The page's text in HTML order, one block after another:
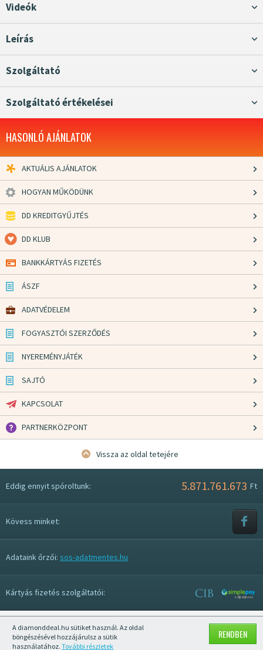
A diamonddeal.hu sütiket használ. Az oldal
böngészésével hozzájárulsz a sütik
használatához.További részletek
RENDBEN
Videók
Leírás
Szolgáltató
Szolgáltató értékelései
HASONLÓ AJÁNLATOK
AKTUÁLIS AJÁNLATOK
HOGYAN MŰKÖDÜNK
DD KREDITGYŰJTÉS
DD KLUB
BANKKÁRTYÁS FIZETÉS
ÁSZF
ADATVÉDELEM
FOGYASZTÓI SZERZŐDÉS
NYEREMÉNYJÁTÉK
SAJTÓ
KAPCSOLAT
PARTNERKÖZPONT
Vissza az oldal tetejére
Eddig ennyit spóroltunk: 5.871.761.673 Ft
Kövess minket:
Adataink őrzői: sos-adatmentes.hu
Kártyás fizetés szolgáltatói:
Mobil nézet kikapcsolása